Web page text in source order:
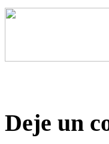
Deje un